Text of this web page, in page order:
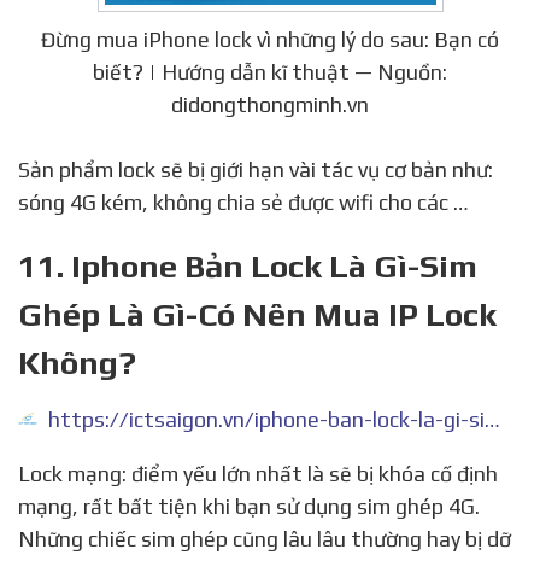
Đừng mua iPhone lock vì những lý do sau: Bạn có
biết? | Hướng dẫn kĩ thuật — Nguồn:
didongthongminh.vn
Sản phẩm lock sẽ bị giới hạn vài tác vụ cơ bản như:
sóng 4G kém, không chia sẻ được wifi cho các …
11. Iphone Bản Lock Là Gì-Sim
Ghép Là Gì-Có Nên Mua IP Lock
Không?
https://ictsaigon.vn/iphone-ban-lock-la-gi-sim-ghep-la-gi
Lock mạng: điểm yếu lớn nhất là sẽ bị khóa cố định
mạng, rất bất tiện khi bạn sử dụng sim ghép 4G.
Những chiếc sim ghép cũng lâu lâu thường hay bị dỡ